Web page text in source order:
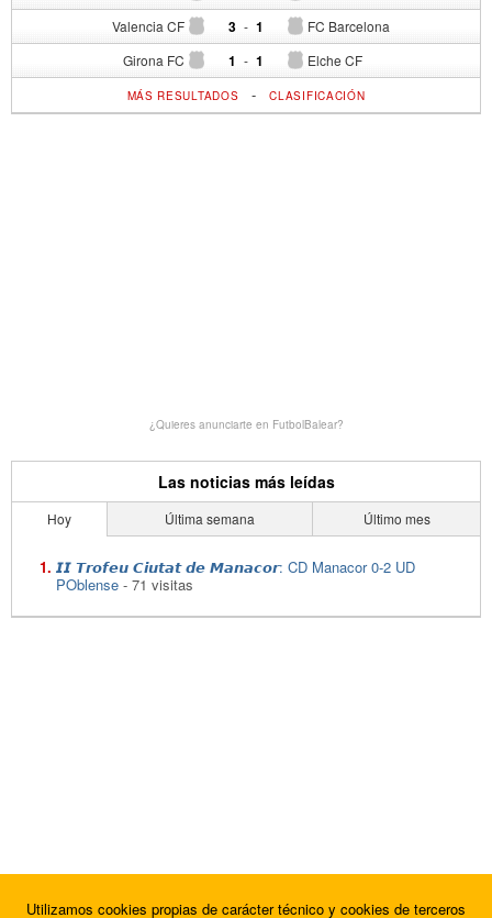
Valencia CF 3 - FC Barcelona
1
Girona FC 1 - Elche CF
1
MÁS RESULTADOS -CLASIFICACIÓN
¿Quieres anunciarte en FutbolBalear?
Las noticias más leídas
Hoy Última semana Último mes
𝙄𝙄 𝙏𝙧𝙤𝙛𝙚𝙪 𝘾𝙞𝙪𝙩𝙖𝙩 𝙙𝙚 𝙈𝙖𝙣𝙖𝙘𝙤𝙧: CD Manacor 0-2 UD
POblense - 71 visitas
Utilizamos cookies propias de carácter técnico y cookies de terceros